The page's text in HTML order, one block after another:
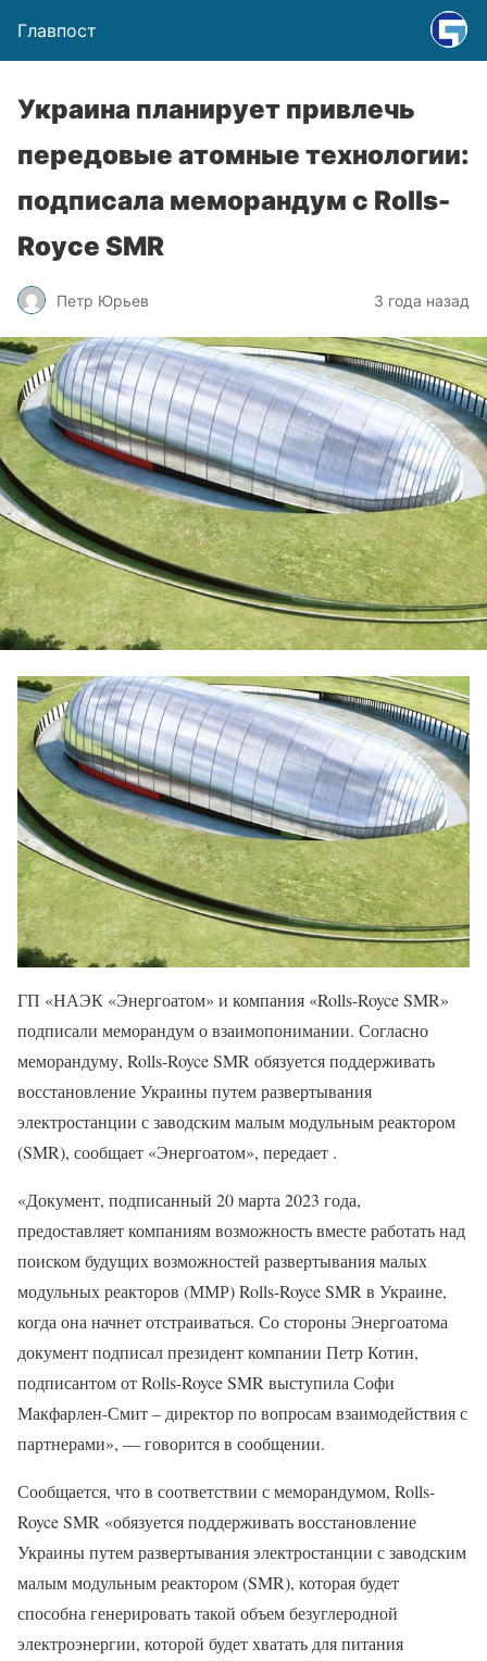
Главпост
Украина планирует привлечь
передовые атомные технологии:
подписала меморандум с Rolls-
Royce SMR
Петр Юрьев 3 года назад
ГП «НАЭК «Энергоатом» и компания «Rolls-Royce SMR»
подписали меморандум о взаимопонимании. Согласно
меморандуму, Rolls-Royce SMR обязуется поддерживать
восстановление Украины путем развертывания
электростанции с заводским малым модульным реактором
(SMR), сообщает «Энергоатом», передает .
«Документ, подписанный 20 марта 2023 года,
предоставляет компаниям возможность вместе работать над
поиском будущих возможностей развертывания малых
модульных реакторов (ММР) Rolls-Royce SMR в Украине,
когда она начнет отстраиваться. Со стороны Энергоатома
документ подписал президент компании Петр Котин,
подписантом от Rolls-Royce SMR выступила Софи
Макфарлен-Смит – директор по вопросам взаимодействия с
партнерами», — говорится в сообщении.
Сообщается, что в соответствии с меморандумом, Rolls-
Royce SMR «обязуется поддерживать восстановление
Украины путем развертывания электростанции с заводским
малым модульным реактором (SMR), которая будет
способна генерировать такой объем безуглеродной
электроэнергии, которой будет хватать для питания